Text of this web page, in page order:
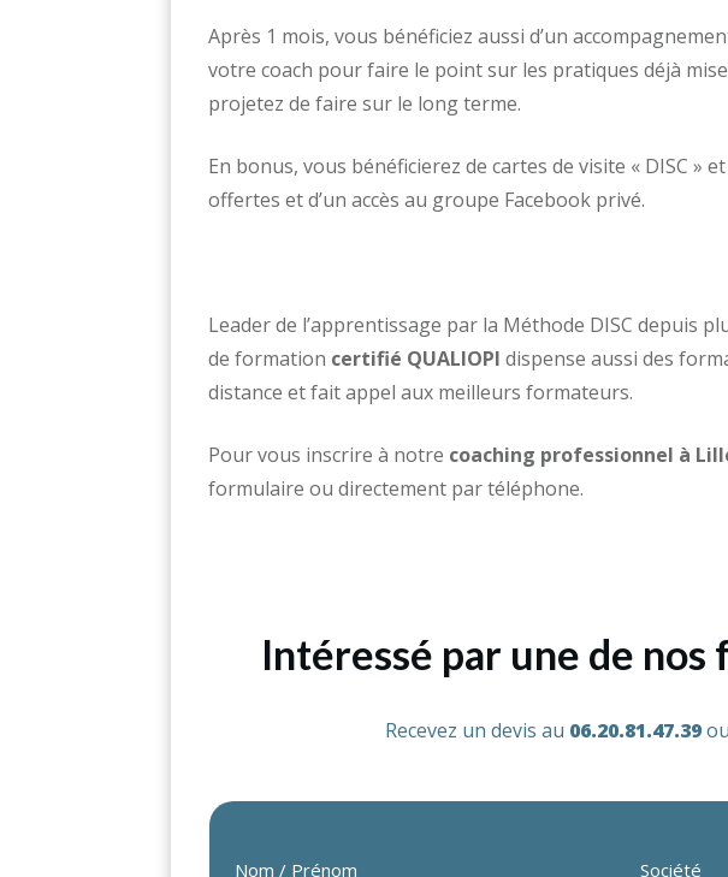
Après 1 mois, vous bénéficiez aussi d’un
votre coach pour faire le point sur les pratiques déjà
projetez de faire sur le long terme.
En bonus, vous bénéficierez de cartes de visite « DISC »
offertes et d’un accès au groupe Facebook privé.
Leader de l’apprentissage par la Méthode DISC depuis
de formation certifié QUALIOPI dispense aussi des
distance et fait appel aux meilleurs formateurs.
Pour vous inscrire à notre coaching professionnel à
formulaire ou directement par téléphone.
Intéressé par une de nos
Recevez un devis au 06.20.81.47.39
Nom / Prénom Société